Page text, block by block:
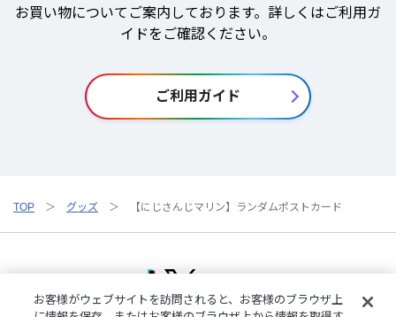
お買い物についてご案内しております。詳しくはご利用ガ
イドをご確認ください。
ご利用ガイド
TOP グッズ 【にじさんじマリン】ランダムポストカード
お客様がウェブサイトを訪問されると、お客様のブラウザ上